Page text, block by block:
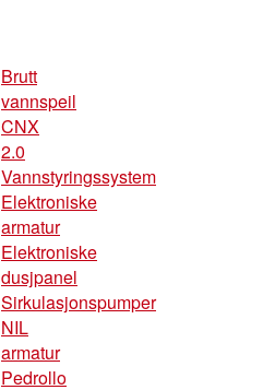
Brutt
vannspeil
CNX
2.0
Vannstyringssystem
Elektroniske
armatur
Elektroniske
dusjpanel
Sirkulasjonspumper
NIL
armatur
Pedrollo